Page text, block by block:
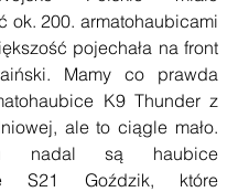
ok. 200. armatohaubicami
pojechała na front
Mamy co prawda
K9 Thunder z
ale to ciągle mało.
nadal są haubice
S21 Goździk, które